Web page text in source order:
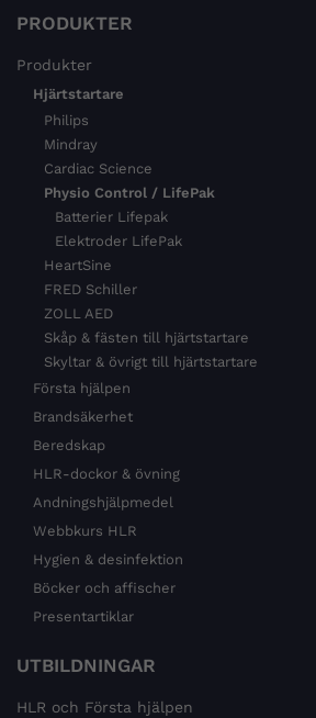
PRODUKTER
Produkter
Hjärtstartare
Philips
Mindray
Cardiac Science
Physio Control / LifePak
Batterier Lifepak
Elektroder LifePak
HeartSine
FRED Schiller
ZOLL AED
Skåp & fästen till hjärtstartare
Skyltar & övrigt till hjärtstartare
Första hjälpen
Brandsäkerhet
Beredskap
HLR-dockor & övning
Andningshjälpmedel
Webbkurs HLR
Hygien & desinfektion
Böcker och affischer
Presentartiklar
UTBILDNINGAR
HLR och Första hjälpen